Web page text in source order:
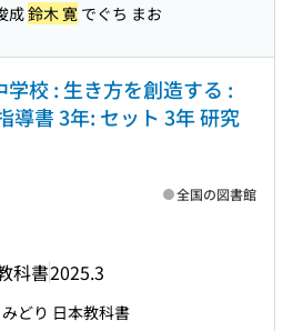
成鈴木 寛 でぐち まお
学校 : 生き方を創造する :
導書 3年: セット 3年 研究
科書2025.3
全国の図書館
みどり 日本教科書